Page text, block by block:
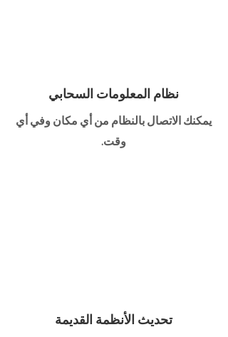
نظام المعلومات السحابي
يمكنك الاتصال بالنظام من أي مكان وفي أي
وقت.
تحديث الأنظمة القديمة